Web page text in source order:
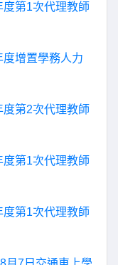
第1次代理教師
增置學務人力
第2次代理教師
第1次代理教師
第1次代理教師